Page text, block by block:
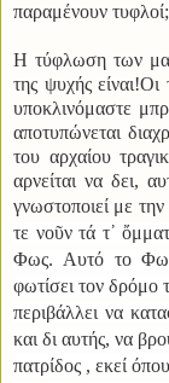
παραμένουν τυφλοί;
Η τύφλωση των
της ψυχής
υποκλινόμαστε
αποτυπώνεται
του αρχαίου
αρνείται να δει,
γνωστοποιεί με
τε νοῦν τά τ᾽
Φως. Αυτό το
φωτίσει τον δρόμο
περιβάλλει να
και δι αυτής, να
πατρίδος , εκεί